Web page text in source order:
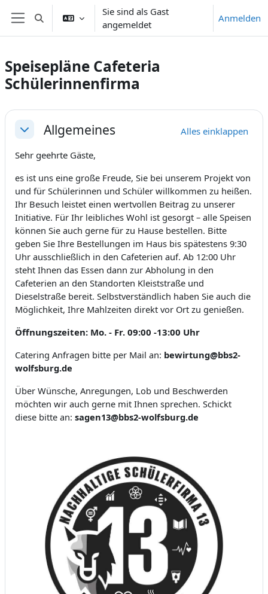
Zum Hauptinhalt
Website-Übersicht
Sucheingabe umschalten
Sie sind als Gast
angemeldet
Anmelden
Speisepläne Cafeteria
Schülerinnenfirma
Abschnittsübersicht
Einklappen
Allgemeines
Alles einklappen
Sehr geehrte Gäste,
es ist uns eine große Freude, Sie bei unserem Projekt von
und für Schülerinnen und Schüler willkommen zu heißen.
Ihr Besuch leistet einen wertvollen Beitrag zu unserer
Initiative. Für Ihr leibliches Wohl ist gesorgt – alle Speisen
können Sie auch gerne für zu Hause bestellen. Bitte
geben Sie Ihre Bestellungen im Haus bis spätestens 9:30
Uhr ausschließlich in den Cafeterien auf. Ab 12:00 Uhr
steht Ihnen das Essen dann zur Abholung in den
Cafeterien an den Standorten Kleiststraße und
Dieselstraße bereit. Selbstverständlich haben Sie auch die
Möglichkeit, Ihre Mahlzeiten direkt vor Ort zu genießen.
Öffnungszeiten: Mo. - Fr. 09:00 -13:00 Uhr
Catering Anfragen bitte per Mail an: bewirtung@bbs2-
wolfsburg.de
Über Wünsche, Anregungen, Lob und Beschwerden
möchten wir auch gerne mit Ihnen sprechen. Schickt
diese bitte an: sagen13@bbs2-wolfsburg.de